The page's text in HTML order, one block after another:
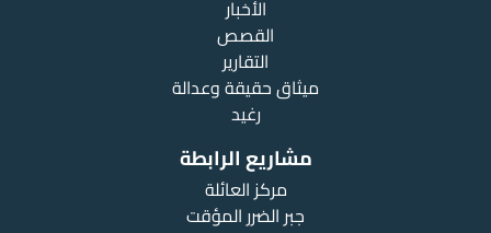
الأخبار
القصص
التقارير
ميثاق حقيقة وعدالة
رغيد
مشاريع الرابطة
مركز العائلة
جبر الضرر المؤقت